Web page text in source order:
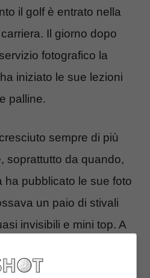
il golf è entrato nella
Il giorno dopo
fotografico la
iniziato le sue lezioni
palline.
sempre di più
soprattutto da quando,
ha pubblicato le sue foto
un paio di stivali
invisibili e mini top. A
nuovo binomio
–golf